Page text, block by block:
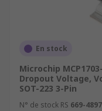
En stock
Microchip
Dropout Voltage,
SOT-223 3-Pin
N° de stock RS 669-4897